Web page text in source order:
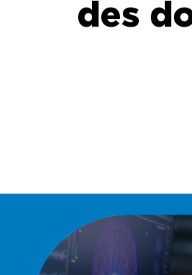
des